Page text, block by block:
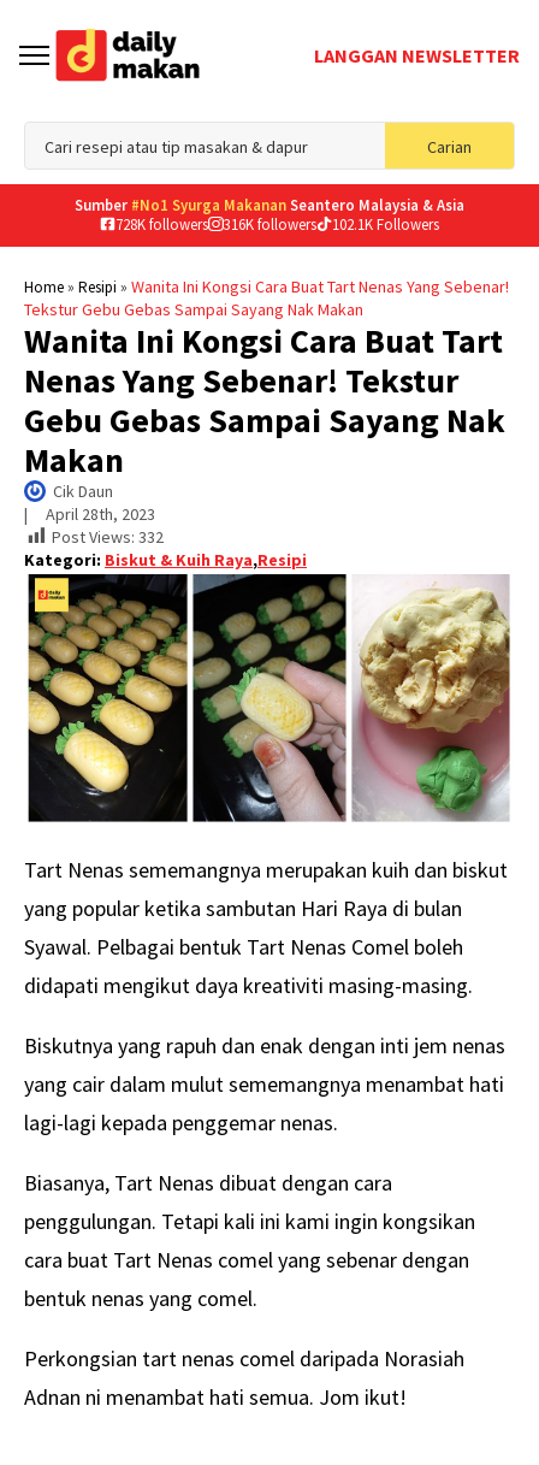
LANGGAN NEWSLETTER
Carian
for:
Sumber #No1 Syurga MakananSeantero Malaysia & Asia
728K followers
316K followers 102.1K Followers
Home» Resipi » Wanita Ini Kongsi Cara Buat Tart Nenas Yang Sebenar!
Tekstur Gebu Gebas Sampai Sayang Nak Makan
Wanita Ini Kongsi Cara Buat Tart
Nenas Yang Sebenar! Tekstur
Gebu Gebas Sampai Sayang Nak
Makan
Cik Daun
| April 28th, 2023
Post Views: 332
Kategori: Biskut & Kuih Raya,Resipi
Tart Nenas sememangnya merupakan kuih dan biskut
yang popular ketika sambutan Hari Raya di bulan
Syawal. Pelbagai bentuk Tart Nenas Comel boleh
didapati mengikut daya kreativiti masing-masing.
Biskutnya yang rapuh dan enak dengan inti jem nenas
yang cair dalam mulut sememangnya menambat hati
lagi-lagi kepada penggemar nenas.
Biasanya, Tart Nenas dibuat dengan cara
penggulungan. Tetapi kali ini kami ingin kongsikan
cara buat Tart Nenas comel yang sebenar dengan
bentuk nenas yang comel.
Perkongsian tart nenas comel daripada Norasiah
Adnan ni menambat hati semua. Jom ikut!